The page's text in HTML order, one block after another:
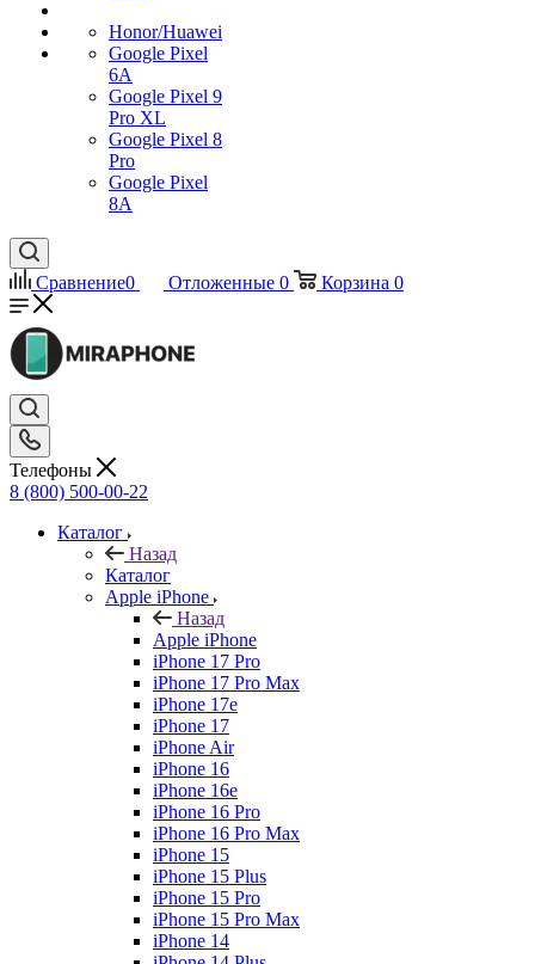
Honor/Huawei
Google Pixel
6A
Google Pixel 9
Pro XL
Google Pixel 8
Pro
Google Pixel
8A
Сравнение0 Отложенные 0 Корзина 0
Телефоны
8 (800) 500-00-22
Каталог
Назад
Каталог
Apple iPhone
Назад
Apple iPhone
iPhone 17 Pro
iPhone 17 Pro Max
iPhone 17e
iPhone 17
iPhone Air
iPhone 16
iPhone 16e
iPhone 16 Pro
iPhone 16 Pro Max
iPhone 15
iPhone 15 Plus
iPhone 15 Pro
iPhone 15 Pro Max
iPhone 14